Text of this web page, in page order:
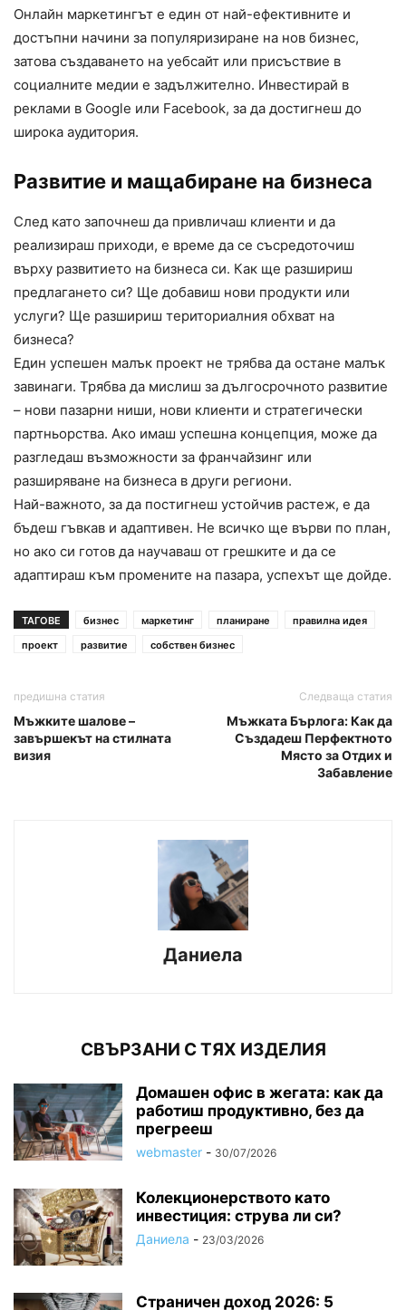
Онлайн маркетингът е един от най-ефективните и
достъпни начини за популяризиране на нов бизнес,
затова създаването на уебсайт или присъствие в
социалните медии е задължително. Инвестирай в
реклами в Google или Facebook, за да достигнеш до
широка аудитория.
Развитие и мащабиране на бизнеса
След като започнеш да привличаш клиенти и да
реализираш приходи, е време да се съсредоточиш
върху развитието на бизнеса си. Как ще разшириш
предлагането си? Ще добавиш нови продукти или
услуги? Ще разшириш териториалния обхват на
бизнеса?
Един успешен малък проект не трябва да остане малък
завинаги. Трябва да мислиш за дългосрочното развитие
– нови пазарни ниши, нови клиенти и стратегически
партньорства. Ако имаш успешна концепция, може да
разгледаш възможности за франчайзинг или
разширяване на бизнеса в други региони.
Най-важното, за да постигнеш устойчив растеж, е да
бъдеш гъвкав и адаптивен. Не всичко ще върви по план,
но ако си готов да научаваш от грешките и да се
адаптираш към промените на пазара, успехът ще дойде.
ТАГОВЕ бизнес маркетинг планиране
правилна идея
проект
развитие собствен бизнес
предишна статия
Мъжките шалове –
завършекът на стилната
визия
Следваща статия
Мъжката Бърлога: Как да
Създадеш Перфектното
Място за Отдих и
Забавление
Даниела
СВЪРЗАНИ С ТЯХ ИЗДЕЛИЯ
Домашен офис в жегата: как да
работиш продуктивно, без да
прегрееш
webmaster - 30/07/2026
Колекционерството като
инвестиция: струва ли си?
Даниела - 23/03/2026
Страничен доход 2026: 5